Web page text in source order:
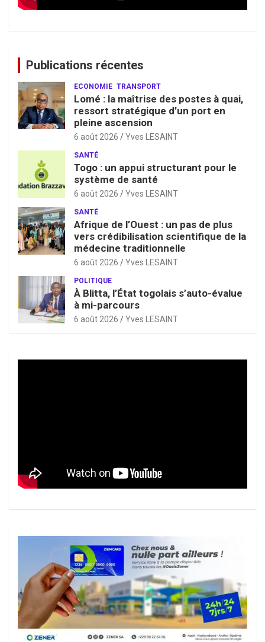
Publications récentes
ECONOMIE TRANSPORT
Lomé : la maîtrise des postes à quai,
ressort stratégique d’un port en
pleine ascension
6 août 2026 Yves LESAINT
SANTÉ
Togo : un appui structurant pour le
système de santé
6 août 2026 Yves LESAINT
SANTÉ
Afrique de l’Ouest : un pas de plus
vers crédibilisation scientifique de la
médecine traditionnelle
6 août 2026 Yves LESAINT
POLITIQUE
À Blitta, l’État togolais s’auto-évalue
à mi-parcours
6 août 2026 Yves LESAINT